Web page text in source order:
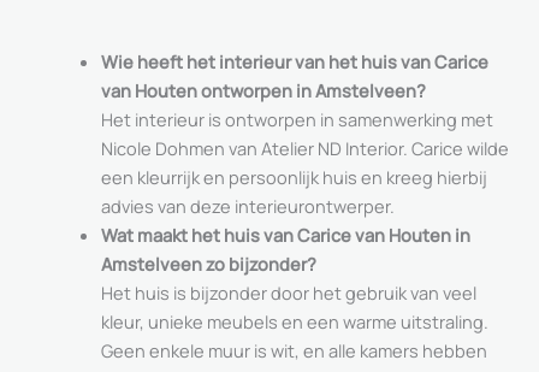
Wie heeft het interieur van het huis van Carice
van Houten ontworpen in Amstelveen?
Het interieur is ontworpen in samenwerking met
Nicole Dohmen van Atelier ND Interior. Carice wilde
een kleurrijk en persoonlijk huis en kreeg hierbij
advies van deze interieurontwerper.
Wat maakt het huis van Carice van Houten in
Amstelveen zo bijzonder?
Het huis is bijzonder door het gebruik van veel
kleur, unieke meubels en een warme uitstraling.
Geen enkele muur is wit, en alle kamers hebben